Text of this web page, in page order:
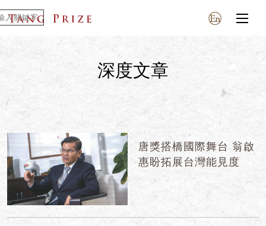
深度文章
唐獎搭橋國際舞台 翁啟
惠盼拓展台灣能見度